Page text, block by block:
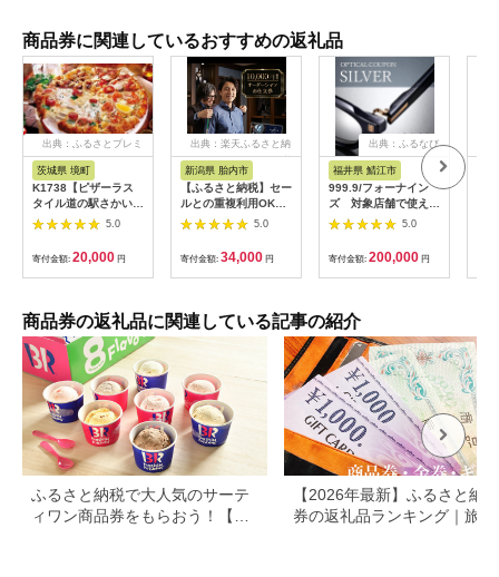
商品券に関連しているおすすめの返礼品
出典：ふるさとプレミ
アム
茨城県 境町
K1738【ピザーラス
タイル道の駅さかい店
限定】ピザーラ利用券
(6,000円相当)
5.0
寄付金額: 20,000 円
出典：楽天ふるさと納
税
新潟県 胎内市
【ふるさと納税】セー
ルとの重複利用OK
10,000円相当オーダ
ーシャツお仕立券【ビ
ッグヴィジョン】
5.0
寄付金額: 34,000 円
出典：ふるなび
福井県 鯖江市
999.9/フォーナイン
ズ 対象店舗で使える
眼鏡引換券（6万円相
当）Silver np m [N-
5.0
寄付金額: 200,000 円
商品券の返礼品に関連している記事の紹介
ふるさと納税で大人気のサーテ
ィワン商品券をもらおう！【静
【2026年最新】ふるさと納
券の返礼品ランキング｜旅行